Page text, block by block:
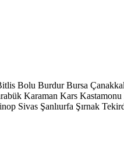
Bolu Burdur Bursa
Karaman Kars Kastamonu
Sivas Şanlıurfa Şırnak